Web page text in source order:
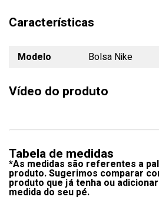
Características
Modelo Bolsa Nike
Vídeo do produto
Tabela de medidas
*As medidas são referentes a
produto. Sugerimos comparar
produto que já tenha ou
medida do seu pé.